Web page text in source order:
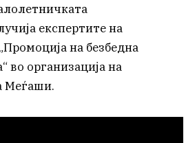
експертите на
на безбедна
во организација на
Меѓаши.